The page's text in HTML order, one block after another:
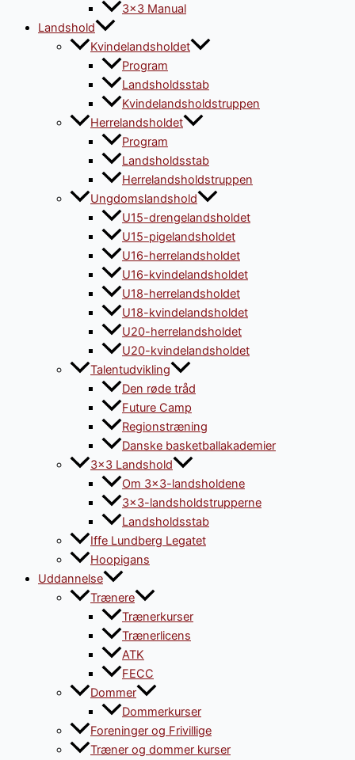
3×3 Manual
Landshold
Kvindelandsholdet
Program
Landsholdsstab
Kvindelandsholdstruppen
Herrelandsholdet
Program
Landsholdsstab
Herrelandsholdstruppen
Ungdomslandshold
U15-drengelandsholdet
U15-pigelandsholdet
U16-herrelandsholdet
U16-kvindelandsholdet
U18-herrelandsholdet
U18-kvindelandsholdet
U20-herrelandsholdet
U20-kvindelandsholdet
Talentudvikling
Den røde tråd
Future Camp
Regionstræning
Danske basketballakademier
3×3 Landshold
Om 3×3-landsholdene
3×3-landsholdstrupperne
Landsholdsstab
Iffe Lundberg Legatet
Hoopigans
Uddannelse
Trænere
Trænerkurser
Trænerlicens
ATK
FECC
Dommer
Dommerkurser
Foreninger og Frivillige
Træner og dommer kurser